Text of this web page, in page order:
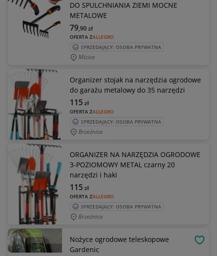
DO SPULCHNIANIA ZIEMI MOCNE
METALOWE
OFERTA ZALLEGRO
79,90zł
SPRZEDAJĄCY: OSOBA PRYWATNA
Mścice
Organizer stojak na narzędzia ogrodowe
do garażu metalowy do 35 narzędzi
OFERTA ZALLEGRO
115zł
SPRZEDAJĄCY: OSOBA PRYWATNA
Brzeźnica
ORGANIZER NA NARZĘDZIA OGRODOWE
3-POZIOMOWY METAL czarny 20
narzędzi i haki
OFERTA ZALLEGRO
115zł
SPRZEDAJĄCY: OSOBA PRYWATNA
Brzeźnica
Nożyce ogrodowe teleskopowe
Gardenic